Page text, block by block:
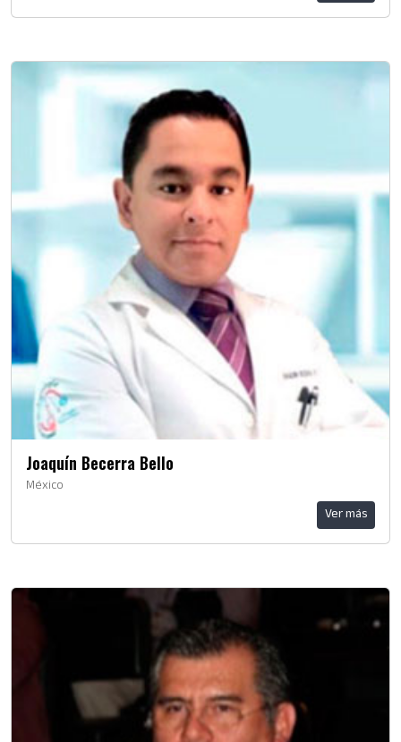
Joaquín Becerra Bello
México
Ver más